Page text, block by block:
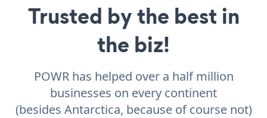
Trusted by the best in
the biz!
POWR has helped over a half million
businesses on every continent
(besides Antarctica, because of course not)